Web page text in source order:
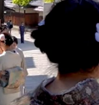
vivre sans vider votre
de ce pays